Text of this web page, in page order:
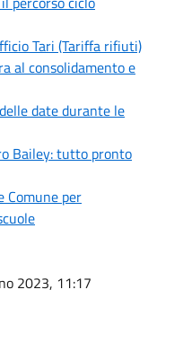
Tari (Tariffa rifiuti)
al consolidamento e
date durante le
Bailey: tutto pronto
Comune per
2023, 11:17